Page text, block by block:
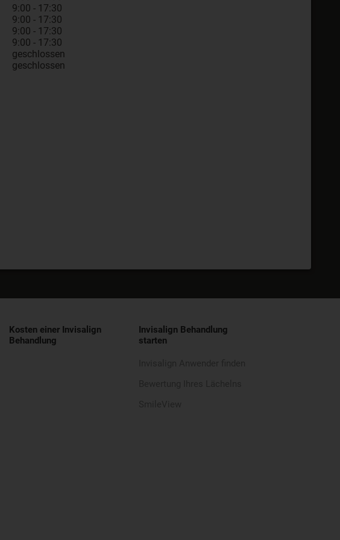
9:00 - 17:30
9:00 - 17:30
9:00 - 17:30
9:00 - 17:30
geschlossen
geschlossen
Kosten einer Invisalign
Behandlung
Invisalign Behandlung
starten